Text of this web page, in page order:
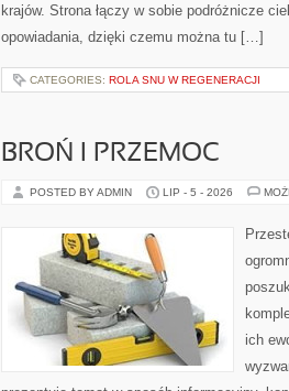
krajów. Strona łączy w sobie podróżnicze
opowiadania, dzięki czemu można tu […]
CATEGORIES: ROLA SNU W REGENERACJI
BROŃ I PRZEMOC
POSTED BY ADMIN LIP - 5 - 2026
ich